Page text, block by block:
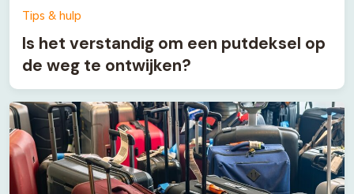
Tips & hulp
Is het verstandig om een putdeksel op
de weg te ontwijken?